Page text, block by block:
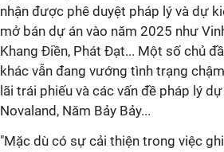
nhận được phê duyệt pháp lý và dự
mở bán dự án vào năm 2025 như
Khang Điền, Phát Đạt... Một số chủ
khác vẫn đang vướng tình trạng
lãi trái phiếu và các vấn đề pháp lý
Novaland, Năm Bảy Bảy...
"Mặc dù có sự cải thiện trong việc